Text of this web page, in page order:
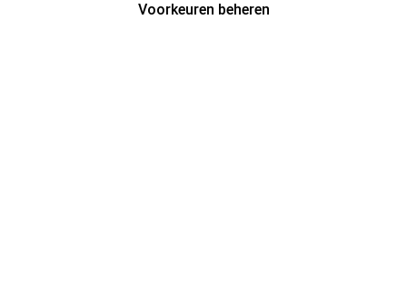
Voorkeuren beheren